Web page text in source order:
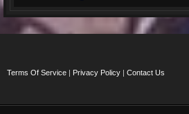
Terms Of Service | Privacy Policy | Contact Us